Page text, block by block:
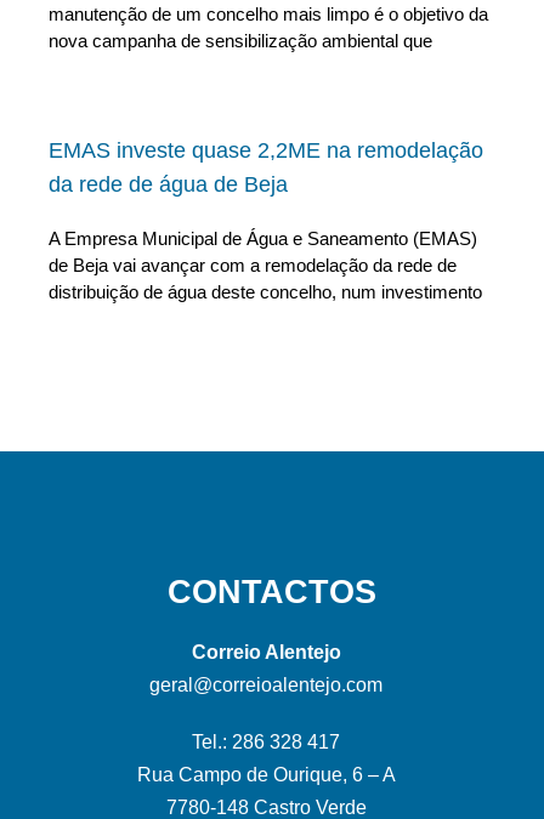
manutenção de um concelho mais limpo é o objetivo da
nova campanha de sensibilização ambiental que
EMAS investe quase 2,2ME na remodelação
da rede de água de Beja
A Empresa Municipal de Água e Saneamento (EMAS)
de Beja vai avançar com a remodelação da rede de
distribuição de água deste concelho, num investimento
CONTACTOS
Correio Alentejo
geral@correioalentejo.com
Tel.: 286 328 417
Rua Campo de Ourique, 6 – A
7780-148 Castro Verde